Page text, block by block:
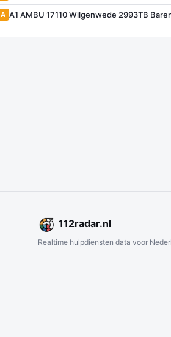
A A1 AMBU 17110 Wilgenwede 2993TB
112radar.nl
Realtime hulpdiensten data voor